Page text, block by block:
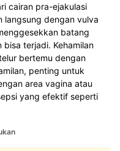
cairan pra-ejakulasi
langsung dengan vulva
batang
bisa terjadi. Kehamilan
bertemu dengan
penting untuk
area vagina atau
yang efektif seperti